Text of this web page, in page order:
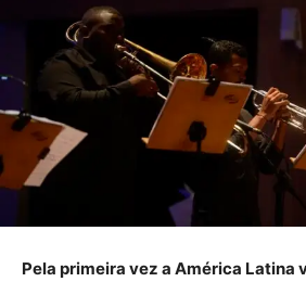
Pela primeira vez a América Latina